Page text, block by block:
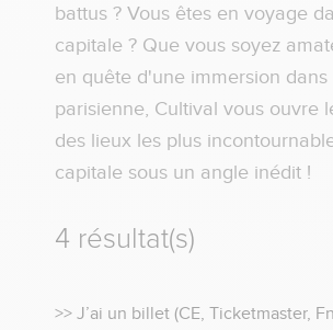
battus ? Vous êtes en voyage
capitale ? Que vous soyez
en quête d'une immersion dans
parisienne, Cultival vous ouvre
des lieux les plus
capitale sous un angle inédit !
4 résultat(s)
>>
>> J’ai un billet (CE, Ticketmaster,